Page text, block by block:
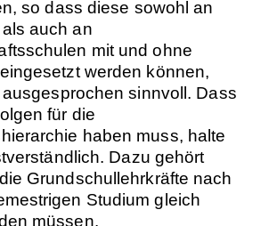
so dass diese sowohl an
auch an
mit und ohne
werden können,
ausgesprochen sinnvoll. Dass
für die
haben muss, halte
Dazu gehört
Grundschullehrkräfte nach
Studium gleich
müssen.